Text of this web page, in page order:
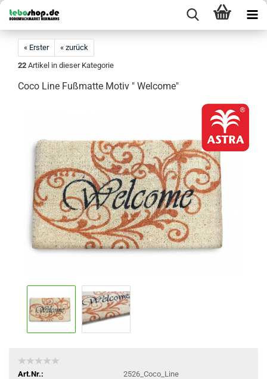
« Erster
« zurück
22 Artikel in dieser Kategorie
Coco Line Fußmatte Motiv " Welcome"
Art.Nr.:
2526_Coco_Line